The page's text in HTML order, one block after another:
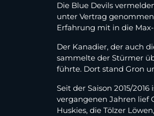
Die Blue Devils
unter Vertrag
Erfahrung mit in die
Der Kanadier, der auch
sammelte der Stürmer
führte. Dort stand Gron
Seit der Saison 2015/
vergangenen Jahren lief
Huskies, die Tölzer